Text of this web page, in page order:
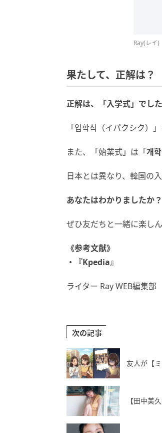
Ray(レイ)
果たして、正解は？
正解は、 「入学式」 でし
「입학식（イパクシク）
また、「始業式」は「개
日本とは異なり、韓国の
あなたはわかりましたか？
ぜひ友だちと一緒に楽し
《参考文献》
・『Kpedia』
ライター Ray WEB編集部
次の記事
友人が【
【田中美